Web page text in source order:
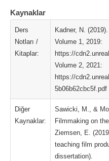
Kaynaklar
Ders
Notları /
Kitaplar:
Kadner, N.
Volume 1, 2019:
https://
Volume 2, 2021:
https://
5b06b62cbc5f.pdf
Diğer
Kaynaklar:
Sawicki, M., &
Filmmaking on
Ziemsen, E.
teaching film
dissertation).